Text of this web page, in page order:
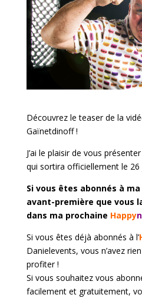
Découvrez le teaser de la
Gaïnetdinoff !
J’ai le plaisir de vous
qui sortira officiellement le 26
Si vous êtes abonnés à
avant-première que vous
dans ma prochaine Happy
Si vous êtes déjà abonnés à l’
Danielevents, vous n’avez
profiter !
Si vous souhaitez vous
facilement et gratuitement,